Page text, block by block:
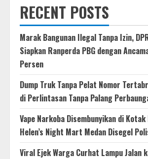
RECENT POSTS
Marak Bangunan Ilegal Tanpa Izin,
Siapkan Ranperda PBG dengan
Persen
Dump Truk Tanpa Pelat Nomor
di Perlintasan Tanpa Palang
Vape Narkoba Disembunyikan di Kotak
Helen’s Night Mart Medan Disegel
Viral Ejek Warga Curhat Lampu Jalan